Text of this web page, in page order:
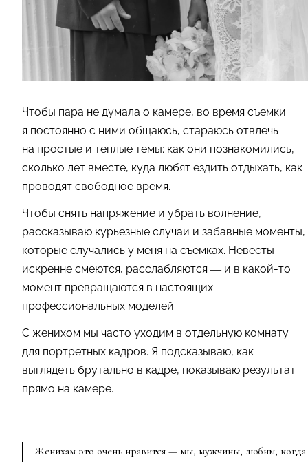
Чтобы пара не думала о камере, во время съемки
я постоянно с ними общаюсь, стараюсь отвлечь
на простые и теплые темы: как они познакомились,
сколько лет вместе, куда любят ездить отдыхать, как
проводят свободное время.
Чтобы снять напряжение и убрать волнение,
рассказываю курьезные случаи и забавные моменты,
которые случались у меня на съемках. Невесты
искренне смеются, расслабляются — и в какой-то
момент превращаются в настоящих
профессиональных моделей.
С женихом мы часто уходим в отдельную комнату
для портретных кадров. Я подсказываю, как
выглядеть брутально в кадре, показываю результат
прямо на камере.
Женихам это очень нравится — мы, мужчины, любим, когда